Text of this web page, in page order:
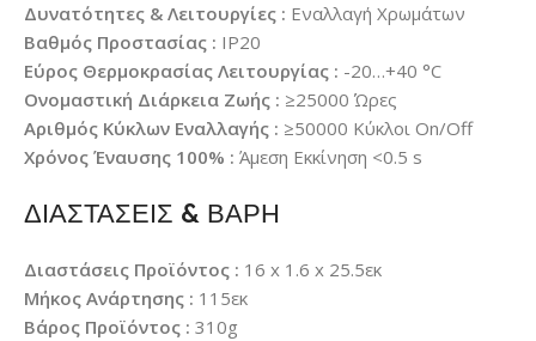
Δυνατότητες & Λειτουργίες : Εναλλαγή Χρωμάτων
Βαθμός Προστασίας : IP20
Εύρος Θερμοκρασίας Λειτουργίας : -20…+40 °C
Ονομαστική Διάρκεια Ζωής : ≥25000 Ώρες
Αριθμός Κύκλων Εναλλαγής : ≥50000 Κύκλοι On/Off
Χρόνος Έναυσης 100% : Άμεση Εκκίνηση <0.5 s
ΔΙΑΣΤΑΣΕΙΣ & ΒΑΡΗ
Διαστάσεις Προϊόντος : 16 x 1.6 x 25.5εκ
Μήκος Ανάρτησης : 115εκ
Βάρος Προϊόντος : 310g